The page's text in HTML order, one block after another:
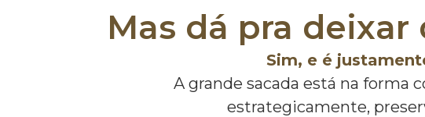
Mas dá pra
Sim, e é
A grande sacada está na
estrategicamente,